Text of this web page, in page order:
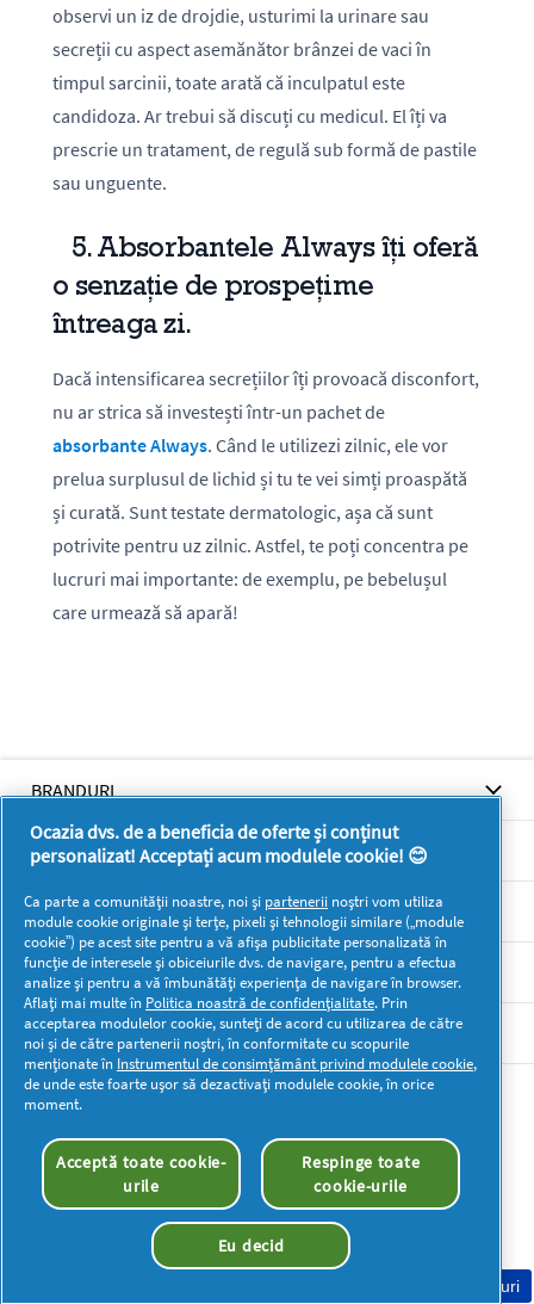
observi un iz de drojdie, usturimi la urinare sau
secreții cu aspect asemănător brânzei de vaci în
timpul sarcinii, toate arată că inculpatul este
candidoza. Ar trebui să discuți cu medicul. El îți va
prescrie un tratament, de regulă sub formă de pastile
sau unguente.
5. Absorbantele Always îți oferă
o senzație de prospețime
întreaga zi.
Dacă intensificarea secrețiilor îți provoacă disconfort,
nu ar strica să investești într-un pachet de
absorbante Always. Când le utilizezi zilnic, ele vor
prelua surplusul de lichid și tu te vei simți proaspătă
și curată. Sunt testate dermatologic, așa că sunt
potrivite pentru uz zilnic. Astfel, te poți concentra pe
lucruri mai importante: de exemplu, pe bebelușul
care urmează să apară!
BRANDURI
BRANDURI
SUPORT
SECŢIUNI
DOCUMENTE LEGALE DETERGENTI SA
Mai multă inspirație
Drepturi de autor © 2026 P&G. Toate drepturile rezervate
Consimțământ Cookie-uri
Ocazia dvs. de a beneficia de oferte și conținut
personalizat! Acceptați acum modulele cookie! 😊
Ca parte a comunității noastre, noi și partenerii noștri vom utiliza
module cookie originale și terțe, pixeli și tehnologii similare („module
cookie”) pe acest site pentru a vă afișa publicitate personalizată în
funcție de interesele și obiceiurile dvs. de navigare, pentru a efectua
analize și pentru a vă îmbunătăți experiența de navigare în browser.
Aflați mai multe în Politica noastră de confidențialitate. Prin
acceptarea modulelor cookie, sunteți de acord cu utilizarea de către
noi și de către partenerii noștri, în conformitate cu scopurile
menționate în Instrumentul de consimțământ privind modulele cookie,
de unde este foarte ușor să dezactivați modulele cookie, în orice
moment.
Acceptă toate cookie-
urile
Respinge toate
cookie-urile
Eu decid